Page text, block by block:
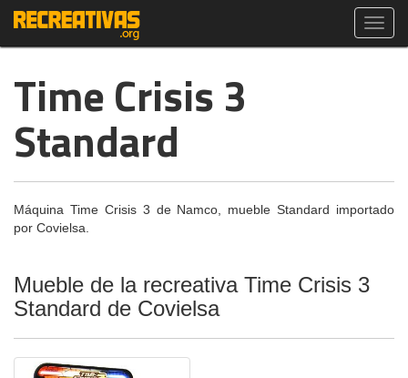
Time Crisis 3
Standard
Máquina Time Crisis 3 de Namco, mueble Standard importado
por Covielsa.
Mueble de la recreativa Time Crisis 3
Standard de Covielsa